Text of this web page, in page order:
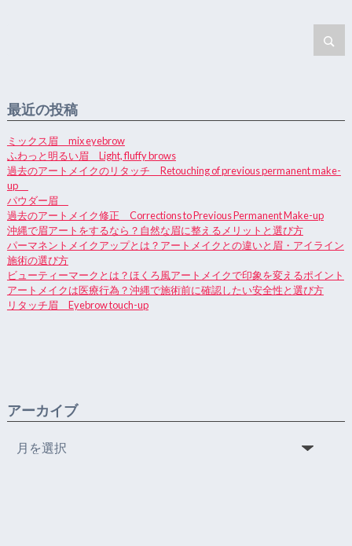
最近の投稿
ミックス眉 mix eyebrow
ふわっと明るい眉 Light, fluffy brows
過去のアートメイクのリタッチ Retouching of previous permanent make-
up
パウダー眉
過去のアートメイク修正 Corrections to Previous Permanent Make-up
沖縄で眉アートをするなら？自然な眉に整えるメリットと選び方
パーマネントメイクアップとは？アートメイクとの違いと眉・アイライン
施術の選び方
ビューティーマークとは？ほくろ風アートメイクで印象を変えるポイント
アートメイクは医療行為？沖縄で施術前に確認したい安全性と選び方
リタッチ眉 Eyebrow touch-up
アーカイブ
ー